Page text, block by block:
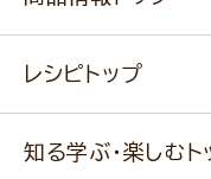
健康食品・他
レシピトップ
知る学ぶ・楽しむト